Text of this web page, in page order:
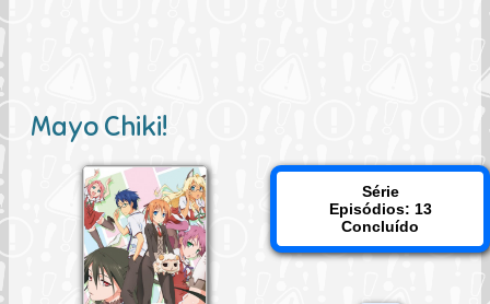
Mayo Chiki!
Série
Episódios: 13
Concluído